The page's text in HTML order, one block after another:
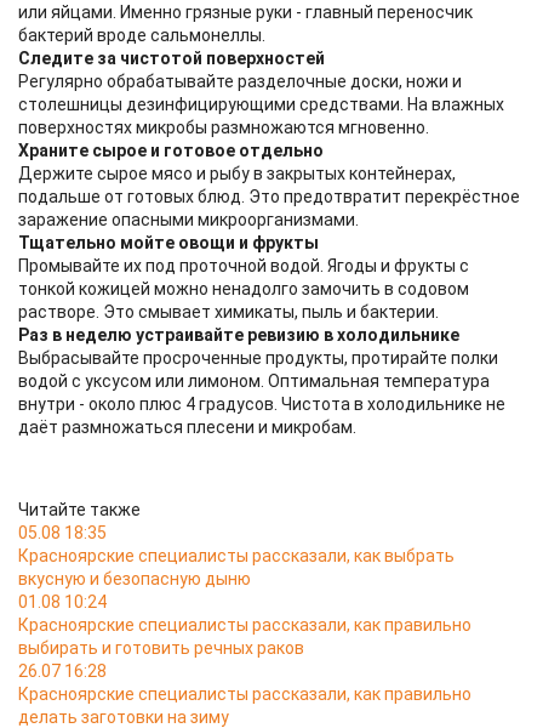
или яйцами. Именно грязные руки - главный переносчик
бактерий вроде сальмонеллы.
Следите за чистотой поверхностей
Регулярно обрабатывайте разделочные доски, ножи и
столешницы дезинфицирующими средствами. На влажных
поверхностях микробы размножаются мгновенно.
Храните сырое и готовое отдельно
Держите сырое мясо и рыбу в закрытых контейнерах,
подальше от готовых блюд. Это предотвратит перекрёстное
заражение опасными микроорганизмами.
Тщательно мойте овощи и фрукты
Промывайте их под проточной водой. Ягоды и фрукты с
тонкой кожицей можно ненадолго замочить в содовом
растворе. Это смывает химикаты, пыль и бактерии.
Раз в неделю устраивайте ревизию в холодильнике
Выбрасывайте просроченные продукты, протирайте полки
водой с уксусом или лимоном. Оптимальная температура
внутри - около плюс 4 градусов. Чистота в холодильнике не
даёт размножаться плесени и микробам.
Читайте также
05.08 18:35
Красноярские специалисты рассказали, как выбрать
вкусную и безопасную дыню
01.08 10:24
Красноярские специалисты рассказали, как правильно
выбирать и готовить речных раков
26.07 16:28
Красноярские специалисты рассказали, как правильно
делать заготовки на зиму